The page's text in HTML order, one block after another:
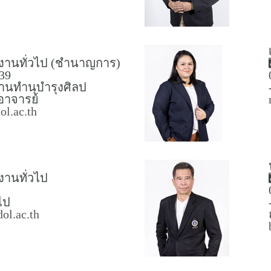
านทั่วไป (ชำนาญการ)
นทำนุบำรุงศิลป
จารย์
านทั่วไป